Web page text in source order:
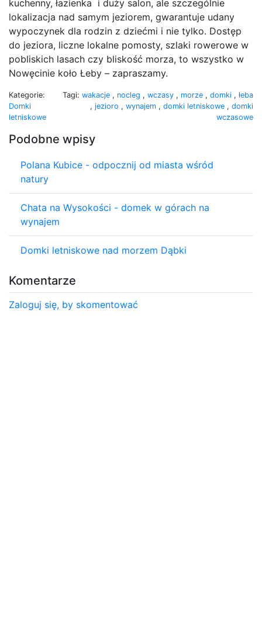
kuchenny, łazienka i duży salon, ale szczególnie
lokalizacja nad samym jeziorem, gwarantuje udany
wypoczynek dla rodzin z dziećmi i nie tylko. Dostęp
do jeziora, liczne lokalne pomosty, szlaki rowerowe w
pobliskich lasach czy bliskość morza, to wszystko w
Nowęcinie koło Łeby – zapraszamy.
Kategorie:
Domki
letniskowe
Tagi: wakacje , nocleg , wczasy , morze , domki , łeba
, jezioro , wynajem , domki letniskowe , domki
wczasowe
Podobne wpisy
Polana Kubice - odpocznij od miasta wśród
natury
Chata na Wysokości - domek w górach na
wynajem
Domki letniskowe nad morzem Dąbki
Komentarze
Zaloguj się, by skomentować